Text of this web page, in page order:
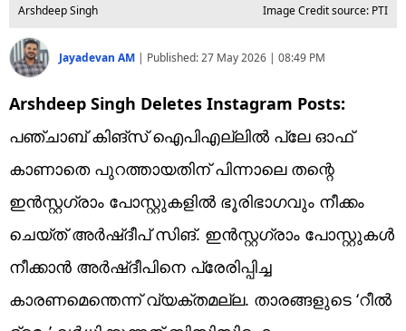
Arshdeep Singh Image Credit source: PTI
Jayadevan AM | Published:27 May 2026 | 08:49 PM
Arshdeep Singh Deletes Instagram Posts:
പഞ്ചാബ് കിങ്‌സ് ഐപിഎല്ലില്‍ പ്ലേ ഓഫ്
കാണാതെ പുറത്തായതിന് പിന്നാലെ തന്റെ
ഇന്‍സ്റ്റഗ്രാം പോസ്റ്റുകളില്‍ ഭൂരിഭാഗവും നീക്കം
ചെയ്ത് അര്‍ഷ്ദീപ് സിങ്. ഇന്‍സ്റ്റഗ്രാം പോസ്റ്റുകള്‍
നീക്കാന്‍ അര്‍ഷ്ദീപിനെ പ്രേരിപ്പിച്ച
കാരണമെന്തെന്ന് വ്യക്തമല്ല. താരങ്ങളുടെ ‘റീല്‍